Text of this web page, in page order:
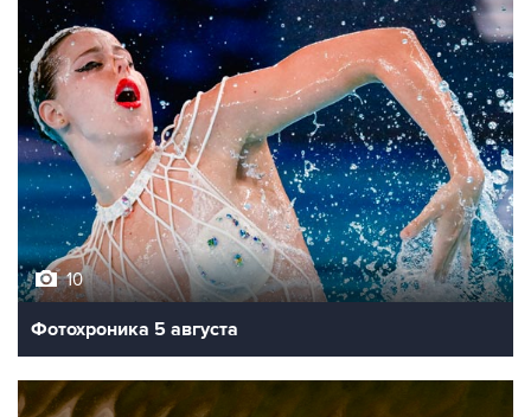
10
Фотохроника 5 августа